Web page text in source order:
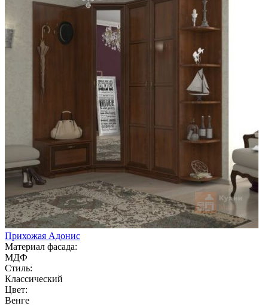
Прихожая Адонис
Материал фасада:
МДФ
Стиль:
Классический
Цвет:
Венге